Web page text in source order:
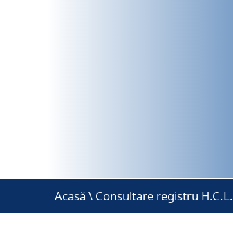
Acasă \ Consultare registru H.C.L.